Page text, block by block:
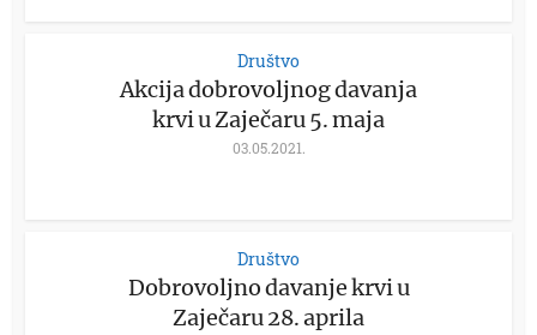
Društvo
Akcija dobrovoljnog davanja
krvi u Zaječaru 5. maja
03.05.2021.
Društvo
Dobrovoljno davanje krvi u
Zaječaru 28. aprila